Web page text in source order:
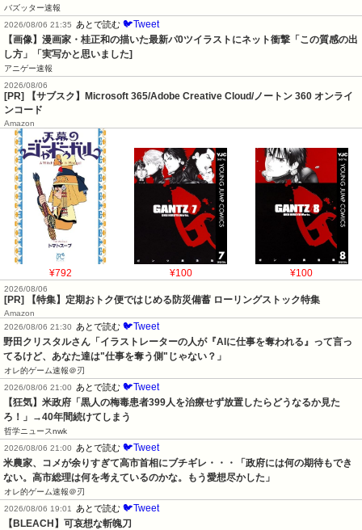
バズッター速報
2026/08/06 21:35
あとで読む 🐦Tweet
【画像】漫画家・桂正和の描いた最新パ0ツイラストにネット衝撃「この質感の出
し方」「実写かと思いました]
アニゲー速報
2026/08/06
[PR] 【サブスク】Microsoft 365/Adobe Creative Cloud/ノートン 360 オンライ
ンコード
Amazon
¥792 ¥100 ¥100
2026/08/06
[PR] 【特集】定期おトク便ではじめる防災備蓄 ローリングストック特集
Amazon
2026/08/06 21:30
あとで読む 🐦Tweet
野田クリスタルさん「イラストレーターの人が『AIに仕事を奪われる』って言っ
てるけど、あなた達は"仕事を奪う側"じゃない？」
オレ的ゲーム速報＠刃
2026/08/06 21:00
あとで読む 🐦Tweet
【狂気】米政府「黒人の梅毒患者399人を治療せず放置したらどうなるか見た
ろ！」→40年間続けてしまう
哲学ニュースnwk
2026/08/06 21:00
あとで読む 🐦Tweet
米農家、コメが余りすぎて高市首相にブチギレ・・・「政府には何の期待もでき
ない。高市総理は何を考えているのかな。もう愛想尽かした」
オレ的ゲーム速報＠刃
2026/08/06 19:01
あとで読む 🐦Tweet
【BLEACH】可哀想な斬魄刀